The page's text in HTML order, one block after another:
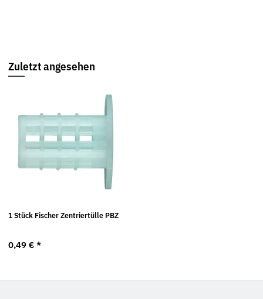
Zuletzt angesehen
1 Stück Fischer Zentriertülle PBZ
0,49 € *